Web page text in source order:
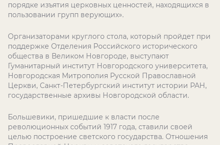
порядке изъятия церковных ценностей, находящихся в
пользовании групп верующих».
Организаторами круглого стола, который пройдет при
поддержке Отделения Российского исторического
общества в Великом Новгороде, выступают
Гуманитарный институт Новгородского университета,
Новгородская Митрополия Русской Православной
Церкви, Санкт-Петербургский институт истории РАН,
государственные архивы Новгородской области.
Большевики, пришедшие к власти после
революционных событий 1917 года, ставили своей
целью построение светского государства. Отношения